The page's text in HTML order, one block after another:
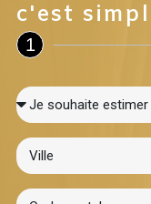
c'est
1